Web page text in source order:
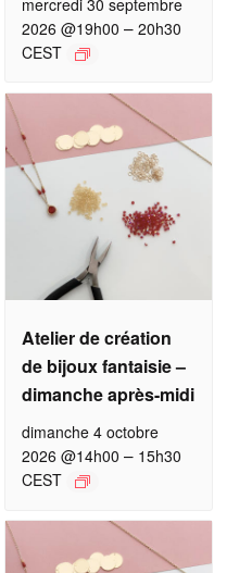
2026 @19h00 – 20h30
CEST
Atelier de création
de bijoux fantaisie –
dimanche après-midi
dimanche 4 octobre
2026 @14h00 – 15h30
CEST